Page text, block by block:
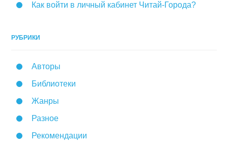
Как войти в личный кабинет Читай-Города?
РУБРИКИ
Авторы
Библиотеки
Жанры
Разное
Рекомендации